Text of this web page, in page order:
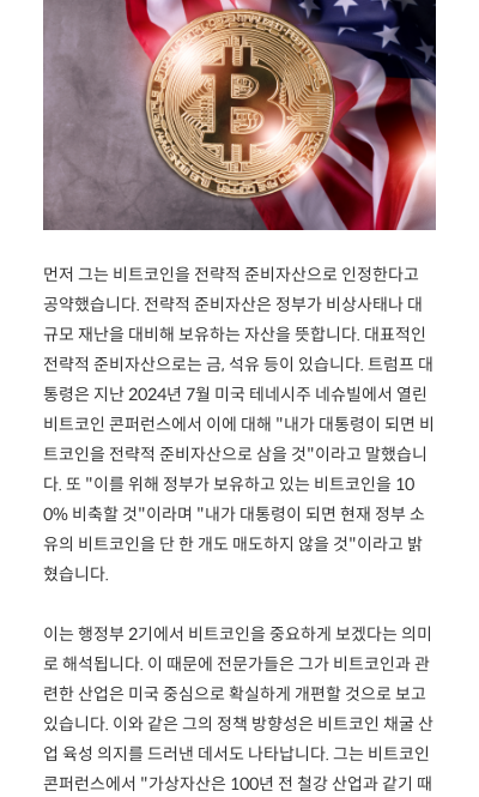
먼저 그는 비트코인을 전략적 준비자산으로 인정한다고
공약했습니다. 전략적 준비자산은 정부가 비상사태나 대
규모 재난을 대비해 보유하는 자산을 뜻합니다. 대표적인
전략적 준비자산으로는 금, 석유 등이 있습니다. 트럼프 대
통령은 지난 2024년 7월 미국 테네시주 네슈빌에서 열린
비트코인 콘퍼런스에서 이에 대해 "내가 대통령이 되면 비
트코인을 전략적 준비자산으로 삼을 것"이라고 말했습니
다. 또 "이를 위해 정부가 보유하고 있는 비트코인을 10
0% 비축할 것"이라며 "내가 대통령이 되면 현재 정부 소
유의 비트코인을 단 한 개도 매도하지 않을 것"이라고 밝
혔습니다.
이는 행정부 2기에서 비트코인을 중요하게 보겠다는 의미
로 해석됩니다. 이 때문에 전문가들은 그가 비트코인과 관
련한 산업은 미국 중심으로 확실하게 개편할 것으로 보고
있습니다. 이와 같은 그의 정책 방향성은 비트코인 채굴 산
업 육성 의지를 드러낸 데서도 나타납니다. 그는 비트코인
콘퍼런스에서 "가상자산은 100년 전 철강 산업과 같기 때